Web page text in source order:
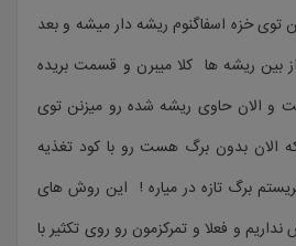
توی خزه اسفاگنوم ریشه دار میشه و بعد
بین ریشه ها کلا میبرن و قسمت بریده
الان حاوی ریشه شده رو میزنن توی
الان بدون برگ هست رو با کود تغذیه
برگ تازه در میاره ! این روش های
نداریم و فعلا و تمرکزمون رو روی تکثیر با